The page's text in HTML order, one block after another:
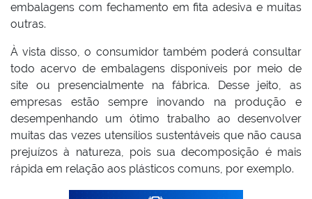
embalagens com fechamento em fita adesiva e muitas
outras.
À vista disso, o consumidor também poderá consultar
todo acervo de embalagens disponíveis por meio de
site ou presencialmente na fábrica. Desse jeito, as
empresas estão sempre inovando na produção e
desempenhando um ótimo trabalho ao desenvolver
muitas das vezes utensílios sustentáveis que não causa
prejuízos à natureza, pois sua decomposição é mais
rápida em relação aos plásticos comuns, por exemplo.